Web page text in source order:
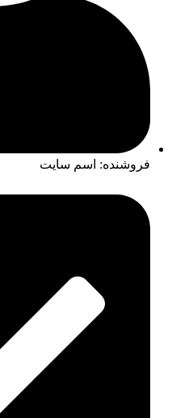
فروشنده: اسم سایت